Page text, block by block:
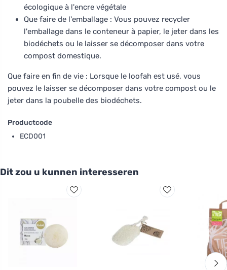
écologique à l'encre végétale
Que faire de l'emballage : Vous pouvez recycler
l'emballage dans le conteneur à papier, le jeter dans les
biodéchets ou le laisser se décomposer dans votre
compost domestique.
Que faire en fin de vie : Lorsque le loofah est usé, vous
pouvez le laisser se décomposer dans votre compost ou le
jeter dans la poubelle des biodéchets.
Productcode
ECD001
Dit zou u kunnen interesseren